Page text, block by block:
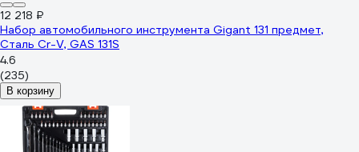
12 218 ₽
Набор автомобильного инструмента Gigant 131 предмет,
Сталь Cr-V, GAS 131S
4.6
(235)
В корзину